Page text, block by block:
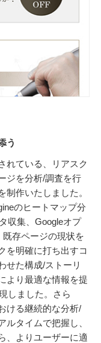
う
れている、リアスク
ジを分析/調査を行
制作いたしました。
のヒートマップ分
収集、Googleオプ
存ページの現状を
を明確に打ち出すコ
せた構成/ストーリ
より最適な情報を提
しました。さら
ける継続的な分析/
タイムで把握し、
、よりユーザーに適